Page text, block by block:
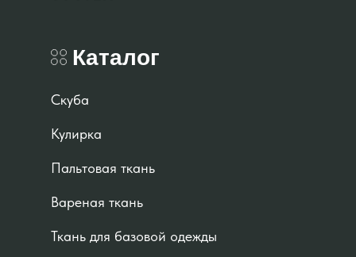
Каталог
Скуба
Кулирка
Пальтовая ткань
Вареная ткань
Ткань для базовой одежды